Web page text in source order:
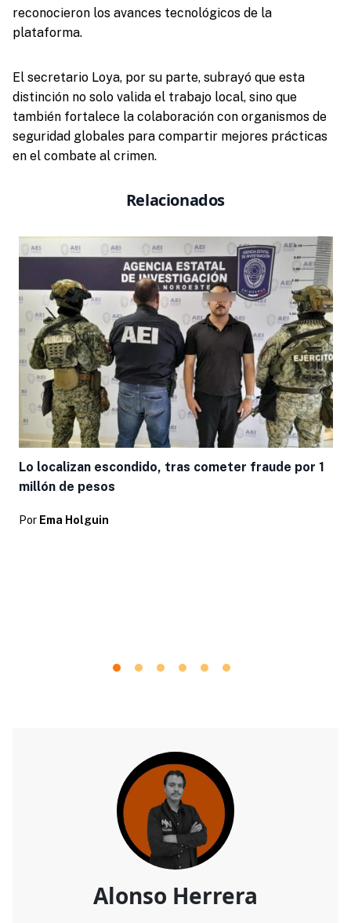
reconocieron los avances tecnológicos de la
plataforma.
El secretario Loya, por su parte, subrayó que esta
distinción no solo valida el trabajo local, sino que
también fortalece la colaboración con organismos de
seguridad globales para compartir mejores prácticas
en el combate al crimen.
Relacionados
Lo localizan escondido, tras cometer fraude por 1
millón de pesos
Por Ema Holguin
Alonso Herrera